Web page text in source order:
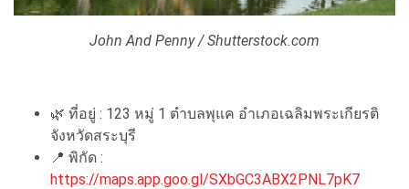
John And Penny / Shutterstock.com
🌿 ที่อยู่ : 123 หมู่ 1 ตำบลพุแค อำเภอเฉลิมพระเกียรติ
จังหวัดสระบุรี
📍 พิกัด :
https://maps.app.goo.gl/SXbGC3ABX2PNL7pK7